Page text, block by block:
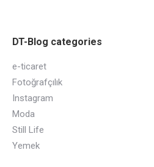
DT-Blog categories
e-ticaret
Fotoğrafçılık
Instagram
Moda
Still Life
Yemek